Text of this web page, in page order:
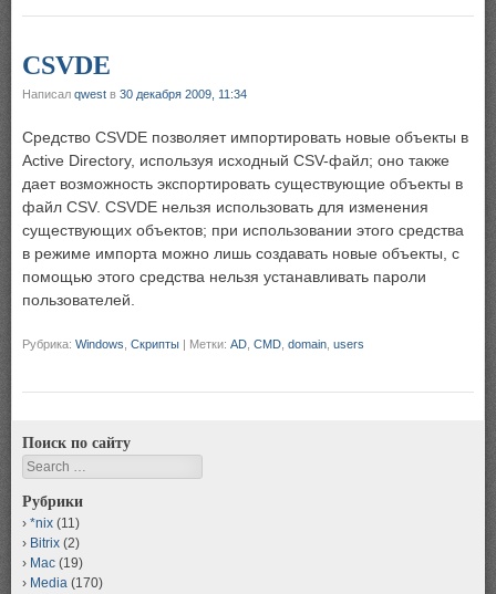
CSVDE
Написал qwest в 30 декабря 2009, 11:34
Средство CSVDE позволяет импортировать новые объекты в
Active Directory, используя исходный CSV-файл; оно также
дает возможность экспортировать существующие объекты в
файл CSV. CSVDE нельзя использовать для изменения
существующих объектов; при использовании этого средства
в режиме импорта можно лишь создавать новые объекты, с
помощью этого средства нельзя устанавливать пароли
пользователей.
Рубрика: Windows Скрипты | Метки: AD CMD domain users
Поиск по сайту
Search
Рубрики
*nix (11)
Bitrix (2)
Mac (19)
Media (170)